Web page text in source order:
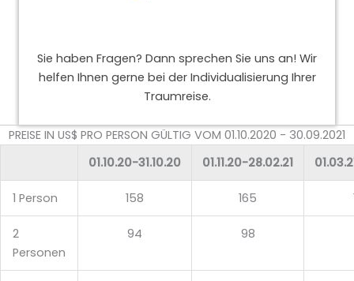
Sie haben Fragen? Dann sprechen Sie uns an! Wir
helfen Ihnen gerne bei der Individualisierung Ihrer
Traumreise.
PREISE IN US$ PRO PERSON GÜLTIG VOM 01.10.2020 - 30.09.2021
01.10.20-31.10.20
01.11.20-28.02.21
1 Person 158 165
2
Personen
94 98